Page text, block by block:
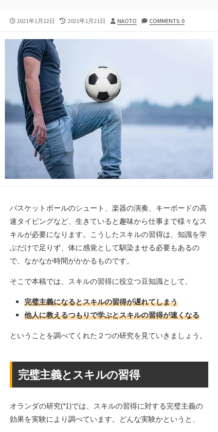
公
日
2021年1月22日
最
更
2021年1月21日
投
者
NAOTO COMMENTS: 0
バスケットボールのシュート、楽器の演奏、キーボードの高
速タイピングなど、生きていると趣味から仕事まで様々なス
キルが必要になります。こうしたスキルの習得は、知識を学
ぶだけで足りず、体に感覚として馴染ませる必要もあるの
で、なかなか時間がかかるものです。
そこで本稿では、スキルの習得に役立つ豆知識として、
完璧主義になるとスキルの習得が遅れてしまう
他人に教えるつもりで学ぶとスキルの習得が速くなる
ということを調べてくれた２つの研究を見ていきましょう。
完璧主義とスキルの習得
オランダの研究(*1)では、スキルの習得に対する完璧主義の
効果を実験により調べています。どんな実験かというと、